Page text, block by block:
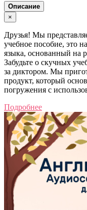
Описание
×
Друзья! Мы
учебное пособие, это
языка, основанный на
Забудьте о скучных
за диктором. Мы
продукт, который
погружения с
Подробнее